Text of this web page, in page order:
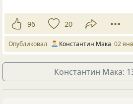
96 20
Опубликовал Константин Мака 02
Константин Мака: